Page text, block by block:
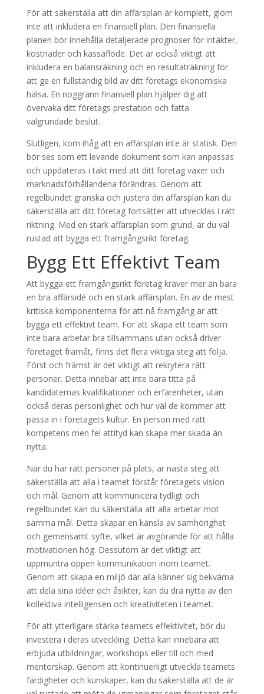
För att säkerställa att din affärsplan är komplett, glöm
inte att inkludera en finansiell plan. Den finansiella
planen bör innehålla detaljerade prognoser för intäkter,
kostnader och kassaflöde. Det är också viktigt att
inkludera en balansräkning och en resultaträkning för
att ge en fullständig bild av ditt företags ekonomiska
hälsa. En noggrann finansiell plan hjälper dig att
övervaka ditt företags prestation och fatta
välgrundade beslut.
Slutligen, kom ihåg att en affärsplan inte är statisk. Den
bör ses som ett levande dokument som kan anpassas
och uppdateras i takt med att ditt företag växer och
marknadsförhållandena förändras. Genom att
regelbundet granska och justera din affärsplan kan du
säkerställa att ditt företag fortsätter att utvecklas i rätt
riktning. Med en stark affärsplan som grund, är du väl
rustad att bygga ett framgångsrikt företag.
Bygg Ett Effektivt Team
Att bygga ett framgångsrikt företag kräver mer än bara
en bra affärsidé och en stark affärsplan. En av de mest
kritiska komponenterna för att nå framgång är att
bygga ett effektivt team. För att skapa ett team som
inte bara arbetar bra tillsammans utan också driver
företaget framåt, finns det flera viktiga steg att följa.
Först och främst är det viktigt att rekrytera rätt
personer. Detta innebär att inte bara titta på
kandidaternas kvalifikationer och erfarenheter, utan
också deras personlighet och hur väl de kommer att
passa in i företagets kultur. En person med rätt
kompetens men fel attityd kan skapa mer skada än
nytta.
När du har rätt personer på plats, är nästa steg att
säkerställa att alla i teamet förstår företagets vision
och mål. Genom att kommunicera tydligt och
regelbundet kan du säkerställa att alla arbetar mot
samma mål. Detta skapar en känsla av samhörighet
och gemensamt syfte, vilket är avgörande för att hålla
motivationen hög. Dessutom är det viktigt att
uppmuntra öppen kommunikation inom teamet.
Genom att skapa en miljö där alla känner sig bekväma
att dela sina idéer och åsikter, kan du dra nytta av den
kollektiva intelligensen och kreativiteten i teamet.
För att ytterligare stärka teamets effektivitet, bör du
investera i deras utveckling. Detta kan innebära att
erbjuda utbildningar, workshops eller till och med
mentorskap. Genom att kontinuerligt utveckla teamets
färdigheter och kunskaper, kan du säkerställa att de är